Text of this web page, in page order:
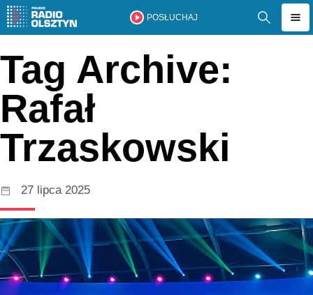
POSŁUCHAJ
Tag Archive:
Rafał
Trzaskowski
27 lipca 2025